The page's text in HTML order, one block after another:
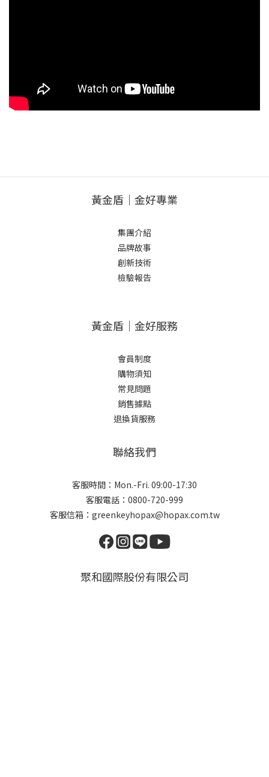
黃金盾｜金好專業
集團介紹
品牌故事
創新技術
檢驗報告
黃金盾｜金好服務
會員制度
購物須知
常見問題
銷售據點
退換貨服務
聯絡我們
客服時間：Mon.-Fri. 09:00-17:30
客服電話：0800-720-999
客服信箱：greenkeyhopax@hopax.com.tw
聚和國際股份有限公司